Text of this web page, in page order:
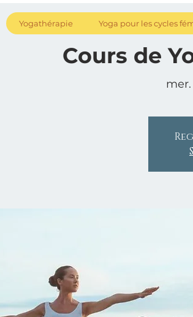
Yogathérapie Yoga pour les cycles
Cours de